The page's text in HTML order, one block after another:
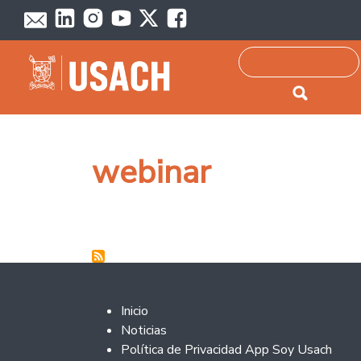
Passar para o conteúdo principal
Pesquisar
webinar
Footer 2
Inicio
Noticias
Política de Privacidad App Soy Usach